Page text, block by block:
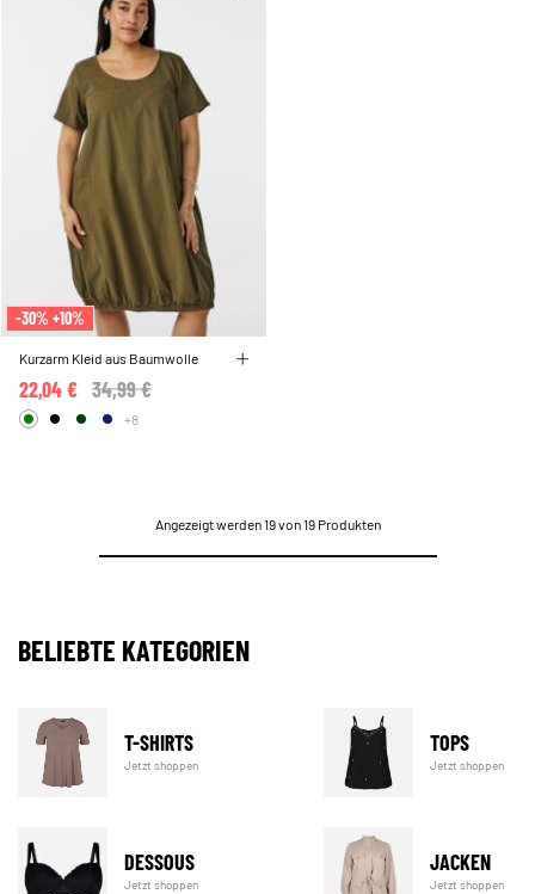
-30% +10%
Kurzarm Kleid aus Baumwolle
Price reduced from
34,99 €
22,04 €
+8
Angezeigt werden 19 von 19 Produkten
BELIEBTE KATEGORIEN
T-SHIRTS
Jetzt shoppen
TOPS
Jetzt shoppen
DESSOUS
Jetzt shoppen
JACKEN
Jetzt shoppen